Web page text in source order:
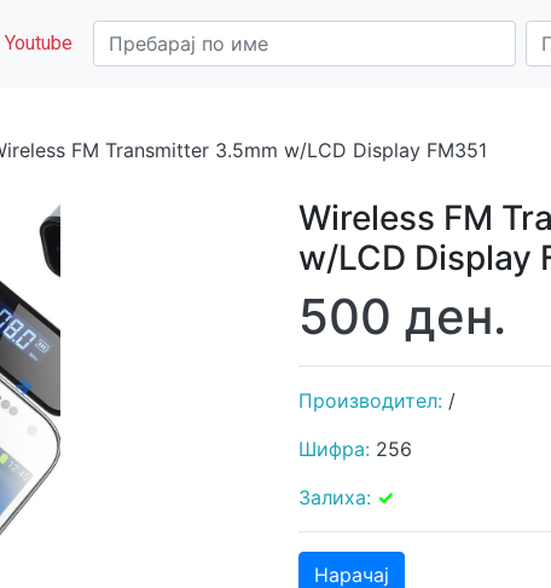
Youtube
FM Transmitter 3.5mm w/LCD Display FM351
Next
Wireless FM
w/LCD Display
500 ден.
Производител: /
Шифра: 256
Залиха: ✓
Нарачај